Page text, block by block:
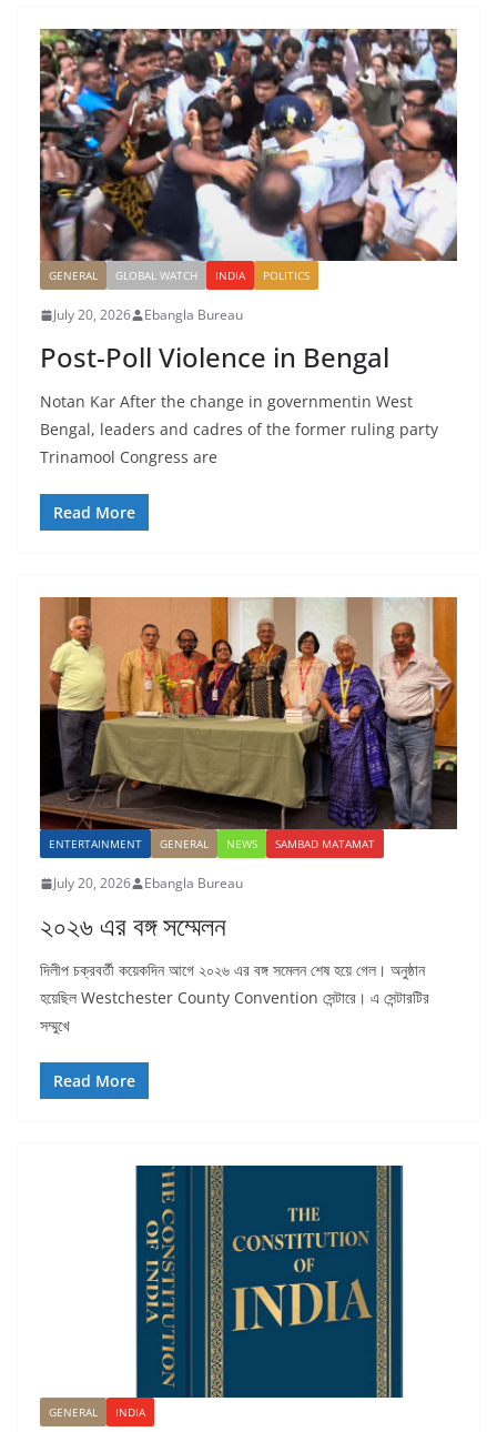
GENERAL GLOBAL WATCH INDIA POLITICS
July 20, 2026 Ebangla Bureau
Post-Poll Violence in Bengal
Notan Kar After the change in governmentin West
Bengal, leaders and cadres of the former ruling party
Trinamool Congress are
Read More
ENTERTAINMENT GENERAL NEWS SAMBAD MATAMAT
July 20, 2026 Ebangla Bureau
২০২৬ এর বঙ্গ সম্মেলন
দিলীপ চক্রবর্তী কয়েকদিন আগে ২০২৬ এর বঙ্গ সমেলন শেষ হয়ে গেল। অনুষ্ঠান
হয়েছিল Westchester County Convention সেন্টারে। এ সেন্টারটির
সম্মুখে
Read More
GENERAL INDIA